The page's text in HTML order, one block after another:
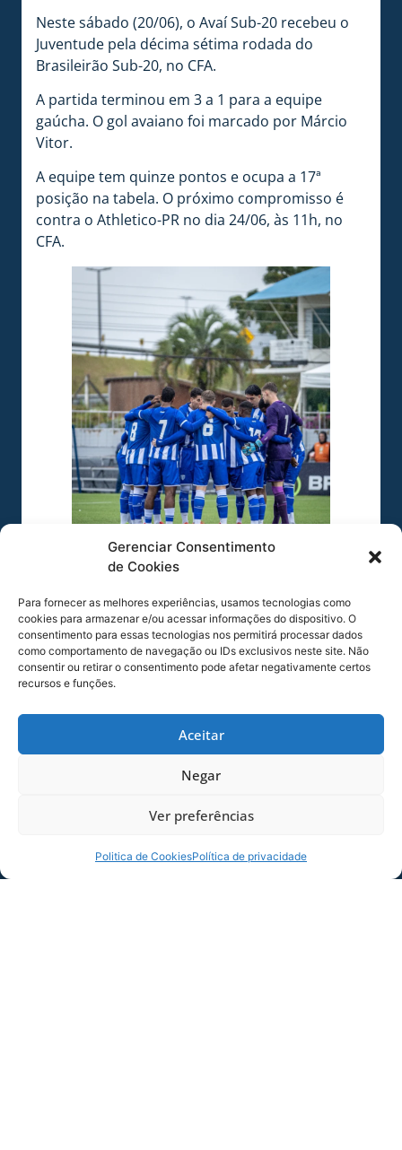
Gerenciar Consentimento
de Cookies
Para fornecer as melhores experiências, usamos tecnologias como
cookies para armazenar e/ou acessar informações do dispositivo. O
consentimento para essas tecnologias nos permitirá processar dados
como comportamento de navegação ou IDs exclusivos neste site. Não
consentir ou retirar o consentimento pode afetar negativamente certos
recursos e funções.
Aceitar
Negar
Ver preferências
Politica de CookiesPolítica de privacidade
Neste sábado (20/06), o Avaí Sub-20 recebeu o
Juventude pela décima sétima rodada do
Brasileirão Sub-20, no CFA.
A partida terminou em 3 a 1 para a equipe
gaúcha. O gol avaiano foi marcado por Márcio
Vitor.
A equipe tem quinze pontos e ocupa a 17ª
posição na tabela. O próximo compromisso é
contra o Athletico-PR no dia 24/06, às 11h, no
CFA.
Foto: Fabiano Rateke / Avaí F.C.
COMPARTILHE ESSA NOTÍCIA
MAIS NOTÍCIAS